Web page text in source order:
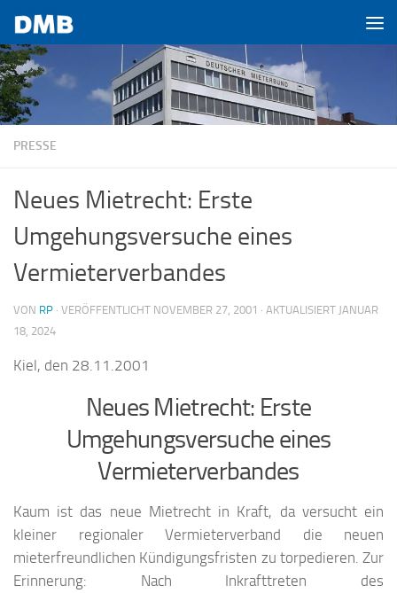
Zum Inhalt springen
PRESSE
Neues Mietrecht: Erste
Umgehungsversuche eines
Vermieterverbandes
VON RP · VERÖFFENTLICHT NOVEMBER 27, 2001 · AKTUALISIERT JANUAR
18, 2024
Kiel, den 28.11.2001
Neues Mietrecht: Erste
Umgehungsversuche eines
Vermieterverbandes
Kaum ist das neue Mietrecht in Kraft, da versucht ein
kleiner regionaler Vermieterverband die neuen
mieterfreundlichen Kündigungsfristen zu torpedieren. Zur
Erinnerung: Nach Inkrafttreten des